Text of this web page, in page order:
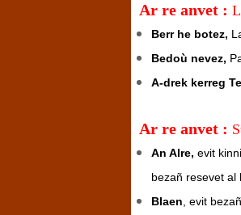
Ar re anvet :
Berr he botez,
Bedoù nevez,
A-drek kerreg
Ar re anvet :
An Alre, evit
bezañ resevet al
Blaen , evit